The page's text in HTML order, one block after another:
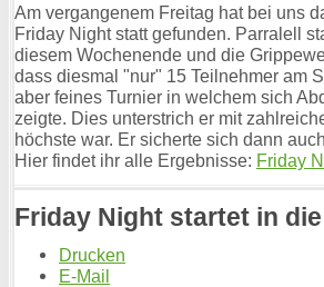
Am vergangenem Freitag hat bei uns
Friday Night statt gefunden. Parralell
diesem Wochenende und die
dass diesmal "nur" 15 Teilnehmer am
aber feines Turnier in welchem sich
zeigte. Dies unterstrich er mit
höchste war. Er sicherte sich dann
Hier findet ihr alle Ergebnisse: Friday
Friday Night startet in
Drucken
E-Mail